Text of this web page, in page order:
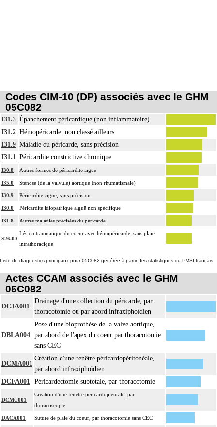
Codes CIM-10 (DP) associés avec le GHM
05C082
I31.3 Épanchement péricardique (non inflammatoire)
I31.2 Hémopéricarde, non classé ailleurs
I31.9 Maladie du péricarde, sans précision
I31.1
Péricardite constrictive chronique
I30.8 Autres formes de péricardite aiguë
I35.0 Sténose (de la valvule) aortique (non rhumatismale)
I30.9 Péricardite aiguë, sans précision
I30.0 Péricardite idiopathique aiguë non spécifique
I31.8 Autres maladies précisées du péricarde
S26.00
Lésion traumatique du coeur avec hémopéricarde, sans plaie
intrathoracique
Liste de diagnostics principaux pour 05C082 générée à partir des statistiques du PMSI français
Actes CCAM associés avec le GHM
05C082
DCJA001
Drainage d'une collection du péricarde, par
thoracotomie ou par abord infraxiphoïdien
DBLA004
Pose d'une bioprothèse de la valve aortique,
par abord de l'apex du coeur par thoracotomie
sans CEC
DCMA001
Création d'une fenêtre péricardopéritonéale,
par abord infraxiphoïdien
DCFA001 Péricardectomie subtotale, par thoracotomie
DCMC001
Création d'une fenêtre péricardopleurale, par
thoracoscopie
DACA001 Suture de plaie du coeur, par thoracotomie sans CEC